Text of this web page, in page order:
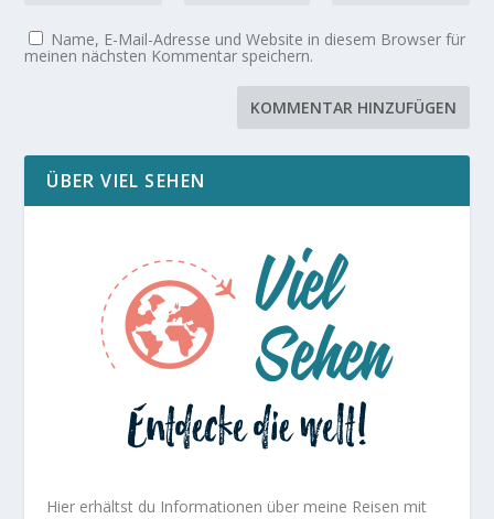
Name, E-Mail-Adresse und Website in diesem Browser für
meinen nächsten Kommentar speichern.
ÜBER VIEL SEHEN
Hier erhältst du Informationen über meine Reisen mit